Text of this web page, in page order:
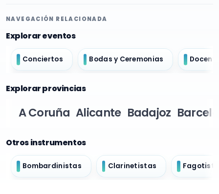
NAVEGACIÓN RELACIONADA
Explorar eventos
Conciertos Bodas y Ceremonias
Explorar provincias
A Coruña Alicante Badajoz
Otros instrumentos
Bombardinistas Clarinetistas